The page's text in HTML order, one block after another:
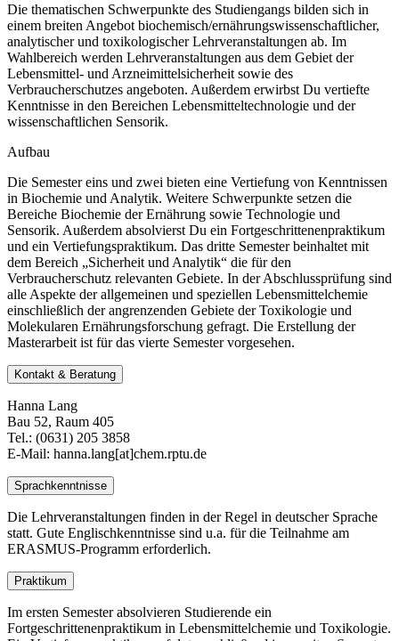
Die thematischen Schwerpunkte des Studiengangs bilden sich in
einem breiten Angebot biochemisch/ernährungswissenschaftlicher,
analytischer und toxikologischer Lehrveranstaltungen ab. Im
Wahlbereich werden Lehrveranstaltungen aus dem Gebiet der
Lebensmittel- und Arzneimittelsicherheit sowie des
Verbraucherschutzes angeboten. Außerdem erwirbst Du vertiefte
Kenntnisse in den Bereichen Lebensmitteltechnologie und der
wissenschaftlichen Sensorik.
Aufbau
Die Semester eins und zwei bieten eine Vertiefung von Kenntnissen
in Biochemie und Analytik. Weitere Schwerpunkte setzen die
Bereiche Biochemie der Ernährung sowie Technologie und
Sensorik. Außerdem absolvierst Du ein Fortgeschrittenenpraktikum
und ein Vertiefungspraktikum. Das dritte Semester beinhaltet mit
dem Bereich „Sicherheit und Analytik“ die für den
Verbraucherschutz relevanten Gebiete. In der Abschlussprüfung sind
alle Aspekte der allgemeinen und speziellen Lebensmittelchemie
einschließlich der angrenzenden Gebiete der Toxikologie und
Molekularen Ernährungsforschung gefragt. Die Erstellung der
Masterarbeit ist für das vierte Semester vorgesehen.
Kontakt & Beratung
Hanna Lang
Bau 52, Raum 405
Tel.: (0631) 205 3858
E-Mail: hanna.lang[at]chem.rptu.de
Sprachkenntnisse
Die Lehrveranstaltungen finden in der Regel in deutscher Sprache
statt. Gute Englischkenntnisse sind u.a. für die Teilnahme am
ERASMUS-Programm erforderlich.
Praktikum
Im ersten Semester absolvieren Studierende ein
Fortgeschrittenenpraktikum in Lebensmittelchemie und Toxikologie.